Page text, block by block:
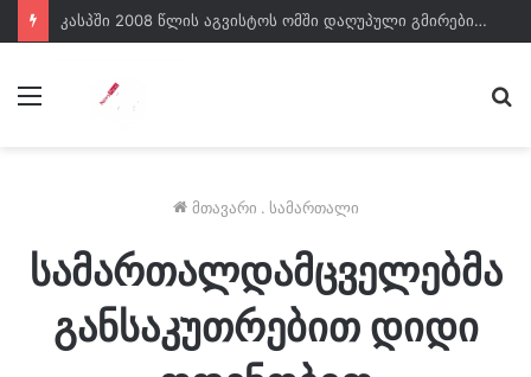
კასპში 2008 წლის აგვისტოს ომში დაღუპული გმირები გაიხსენეს
მენიუ
მთავარი . სამართალი
სამართალდამცველებმა
განსაკუთრებით დიდი